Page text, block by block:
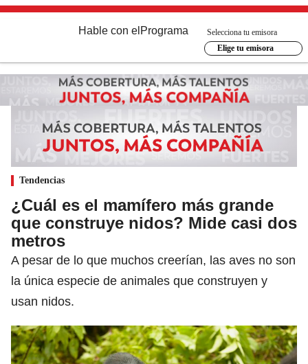
Hable con el Programa
Selecciona tu emisora
Elige tu emisora
Tendencias
¿Cuál es el mamífero más grande
que construye nidos? Mide casi dos
metros
A pesar de lo que muchos creerían, las aves no son
la única especie de animales que construyen y
usan nidos.